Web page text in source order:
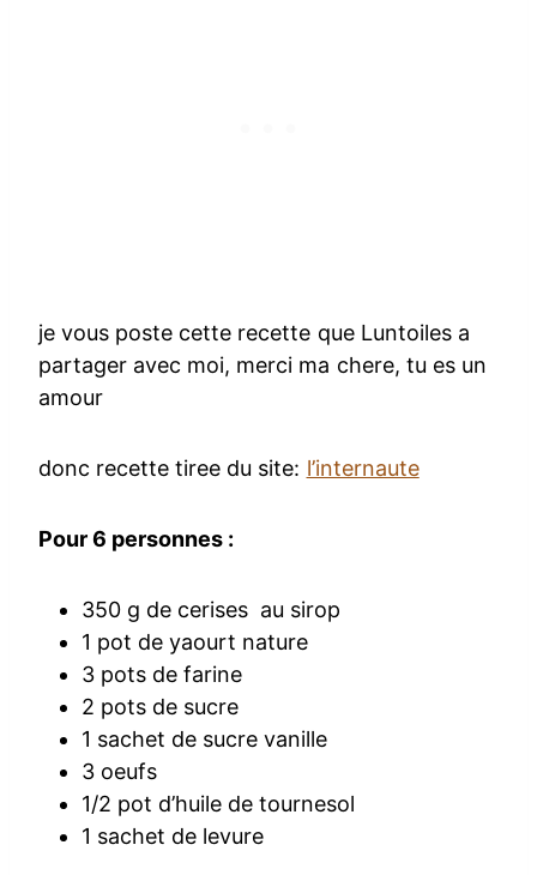
je vous poste cette recette que Luntoiles a
partager avec moi, merci ma chere, tu es un
amour
donc recette tiree du site: l’internaute
Pour 6 personnes :
350 g de cerises au sirop
1 pot de yaourt nature
3 pots de farine
2 pots de sucre
1 sachet de sucre vanille
3 oeufs
1/2 pot d’huile de tournesol
1 sachet de levure